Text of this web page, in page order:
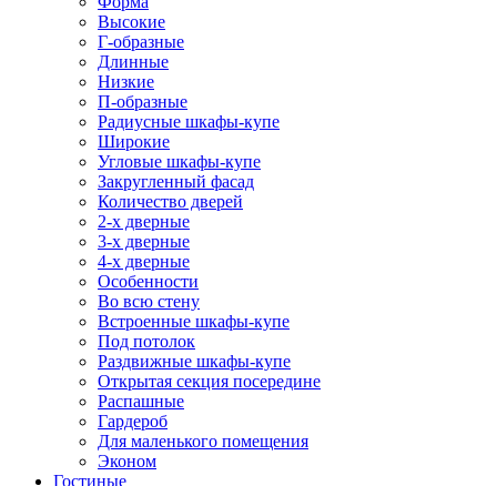
Высокие
Г-образные
Длинные
Низкие
П-образные
Радиусные шкафы-купе
Широкие
Угловые шкафы-купе
Закругленный фасад
Количество дверей
2-х дверные
3-х дверные
4-х дверные
Особенности
Во всю стену
Встроенные шкафы-купе
Под потолок
Раздвижные шкафы-купе
Открытая секция посередине
Распашные
Гардероб
Для маленького помещения
Эконом
Гостиные